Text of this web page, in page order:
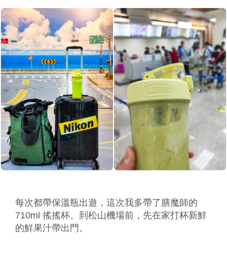
每次都帶保溫瓶出遊，這次我多帶了膳魔師的
710ml 搖搖杯。到松山機場前，先在家打杯新鮮
的鮮果汁帶出門。